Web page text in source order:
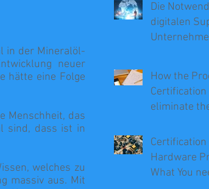
in der Mineralöl-
neuer
hätte eine Folge
Menschheit, das
sind, dass ist in
welches zu
massiv aus. Mit
Die
digitalen
How the
eliminate
Hardware
What You